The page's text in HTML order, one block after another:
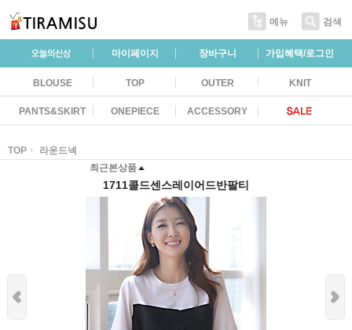
메뉴 검색
마이페이지 장바구니 가입혜택/로그인
BLOUSE TOP OUTER KNIT
PANTS&SKIRT ONEPIECE ACCESSORY
TOP
라운드넥
최근본상품
1711콜드센스레이어드반팔티